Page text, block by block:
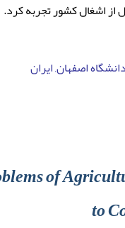
از اشغال کشور تجربه کرد.
اصفهان, ایران
of
to